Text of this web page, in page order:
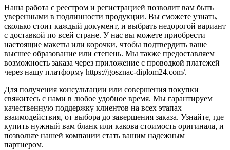
Наша работа с реестром и регистрацией позволит вам быть
уверенными в подлинности продукции. Вы сможете узнать,
сколько стоит каждый документ, и выбрать недорогой вариант
с доставкой по всей стране. У нас вы можете приобрести
настоящие макеты или корочки, чтобы подтвердить ваше
высшее образование или степень. Мы также предоставляем
возможность заказа через приложение с проводкой платежей
через нашу платформу https://gosznac-diplom24.com/.
Для получения консультации или совершения покупки
свяжитесь с нами в любое удобное время. Мы гарантируем
качественную поддержку клиентов на всех этапах
взаимодействия, от выбора до завершения заказа. Узнайте, где
купить нужный вам бланк или какова стоимость оригинала, и
позвольте нашей компании стать вашим надежным
партнером.